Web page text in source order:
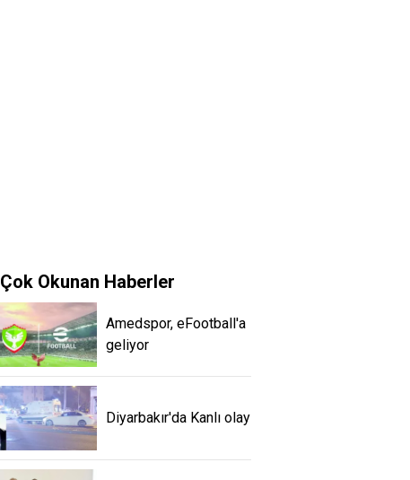
Çok Okunan Haberler
Amedspor, eFootball'a
geliyor
Diyarbakır'da Kanlı olay